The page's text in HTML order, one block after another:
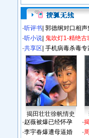
·听评书 郭德纲对口相声
·听小说 鬼吹灯1-精绝古
·共享区 手机病毒杀毒专
揭田壮壮徐帆情史
·赵薇被爆已经怀孕
·李宇春爆遭母逼婚
·
·